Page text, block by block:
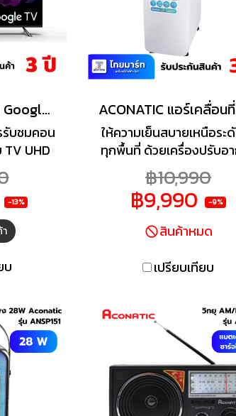
ACONATIC QLED Google TV 4K รุ่น 55QS710AN สมาร์ททีวี ขนาด 55 นิ้ว Google TV
รับชมคอน
UHD
ไซน์สวย
บรนด์
รุ่น
ภาพของ
จอด้วย
ริง ด้วย
x 2160
สมูทเป็น
รับระบบ
TV และ
ว ทีวี
ตกแต่ง
งาน
-13%
บ
ให้ความเย็นสบายเหนือระ
ทุกพื้นที่ ด้วยเครื่องปรับอ
เคลื่อนที่คุณภาพดีจาก
ACONATIC ให้ลมเย็นและแ
ต่อเนื่องอย่างมีประสิทธิภาพ
คุณเย็นสบายได้ตลอดเวล
฿10,990
฿9,990 -9%
สินค้าหมด
เปรียบเทียบ